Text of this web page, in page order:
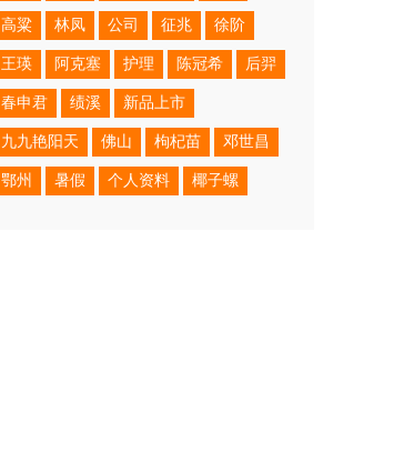
高粱 林凤 公司 征兆 徐阶
王瑛 阿克塞 护理 陈冠希 后羿
春申君 绩溪 新品上市
九九艳阳天 佛山 枸杞苗 邓世昌
鄂州 暑假 个人资料 椰子螺